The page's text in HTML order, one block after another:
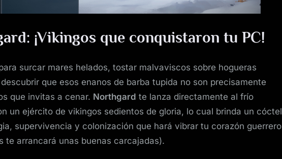
¡Vikingos que conquistaron tu PC!
surcar mares helados, tostar malvaviscos sobre hogueras
que esos enanos de barba tupida no son precisamente
que invitas a cenar. Northgard te lanza directamente al frío
un ejército de vikingos sedientos de gloria, lo cual brinda un cóctel
supervivencia y colonización que hará vibrar tu corazón guerrero
te arrancará unas buenas carcajadas).